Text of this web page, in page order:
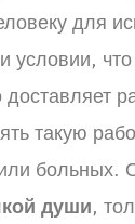
для
доставляет
такую
больных.
души,